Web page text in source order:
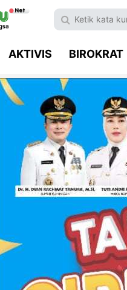
AKTIVIS BIROKRAT